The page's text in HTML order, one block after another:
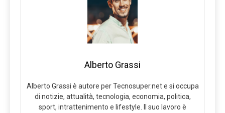
Alberto Grassi
Alberto Grassi è autore per Tecnosuper.net e si occupa
di notizie, attualità, tecnologia, economia, politica,
sport, intrattenimento e lifestyle. Il suo lavoro è